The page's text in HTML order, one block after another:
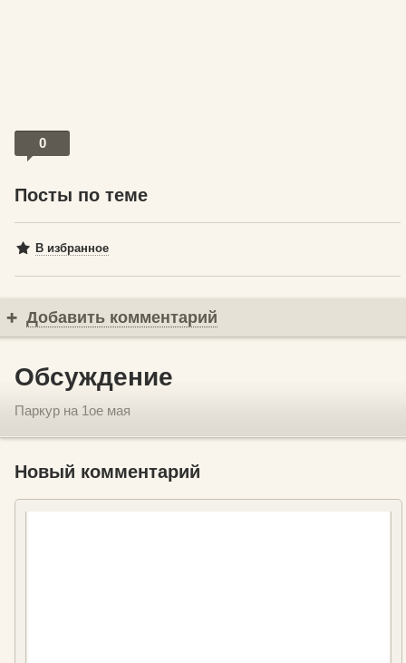
0
Посты по теме
В избранное
Добавить комментарий
Обсуждение
Паркур на 1ое мая
Новый комментарий